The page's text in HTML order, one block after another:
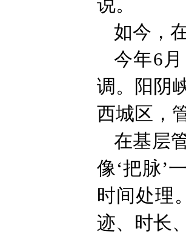
说。
如今，
今年6
调。阳阴
西城区，
在基层
像‘把脉’
时间处理
迹、时长